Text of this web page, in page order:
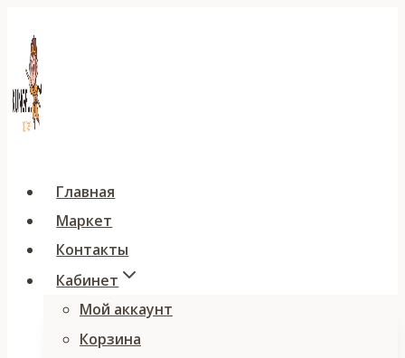
содержимому
Главная
Маркет
Контакты
Кабинет
Мой аккаунт
Корзина